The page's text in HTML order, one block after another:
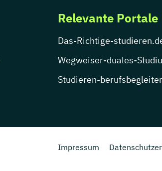
Relevante Portale
Das-Richtige-
Wegweiser-duales-
Studieren-
Impressum